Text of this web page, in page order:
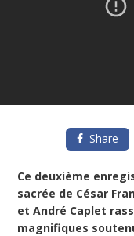
Share
Ce deuxième
sacrée de César
et André Caplet
magnifiques